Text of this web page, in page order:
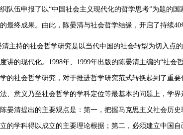
队伍申报了以“中国社会主义现代化的哲学思考”为题的
最终成果。由此，陈晏清与社会哲学结缘，开启了持续40
清主持的社会哲学研究是以当代中国的社会转型为切入点
讲的现代化。1998年、1999年出版的陈晏清主编的“社
的社会哲学研究，对于推进哲学研究范式转换起到了重
、意义乃至社会哲学的学科定位等最基本的问题上，学
晏清提出的主要观点是：第一，把握马克思主义社会历
的学科得以成立的主要理论根据；第二，必须建立中国